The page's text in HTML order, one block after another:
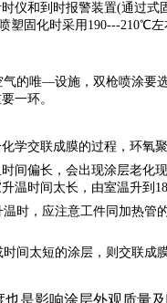
仪和到时报警装置(通过
塑固化时采用190---210℃左
的唯—设施，双枪喷涂要
一环。
学交联成膜的过程，环氧
间偏长，会出现涂层老化
温时间太长，由室温升到
时，应注意工件同加热管
间太短的涂层，则交联成
是影响涂层外观质量